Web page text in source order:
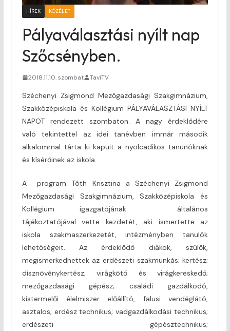
HÍREK KÖZÉLET
Pályaválasztási nyílt nap
Szőcsényben.
2018.11.10. szombat TaviTV
Széchenyi Zsigmond Mezőgazdasági Szakgimnázium,
Szakközépiskola és Kollégium PÁLYAVÁLASZTÁSI NYÍLT
NAPOT rendezett szombaton. A nagy érdeklődére
való tekintettel az idei tanévben immár második
alkalommal tárta ki kapuit a nyolcadikos tanunóknak
és kísérőinek az iskola.
A program Tóth Krisztina a Széchenyi Zsigmond
Mezőgazdasági Szakgimnázium, Szakközépiskola és
Kollégium igazgatójának általános
tájékoztatójával vette kezdetét, aki ismertette az
iskola szakmaszerkezetét, intézményben tanulók
lehetőségeit. Az érdeklődő diákok, szülők,
megismerkedhettek az erdészeti szakmunkás; kertész;
dísznövénykertész; virágkötő és virágkereskedő;
mezőgazdasági gépész; családi gazdálkodó,
kistermelői élelmiszer előállító, falusi vendéglátó,
asztalos; erdész technikus; vadgazdálkodási technikus;
erdészeti gépésztechnikus;